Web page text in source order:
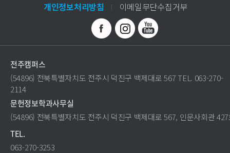
개인정보처리방침 이메일무단수집거부
전주캠퍼스
(54896) 전북특별자치도 전주시 덕진구 백제대로 567 TEL. 063-270-
2114
문헌정보학과사무실
(54896) 전북특별자치도 전주시 덕진구 백제대로 567, 인문사회관
TEL.
063-270-3253